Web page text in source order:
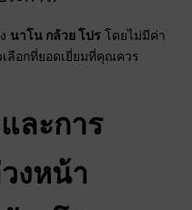
นาโน กล้วย โปร โดยไม่มีค่า
ลือกที่ยอดเยี่ยมที่คุณควร
ละการ
งหน้า